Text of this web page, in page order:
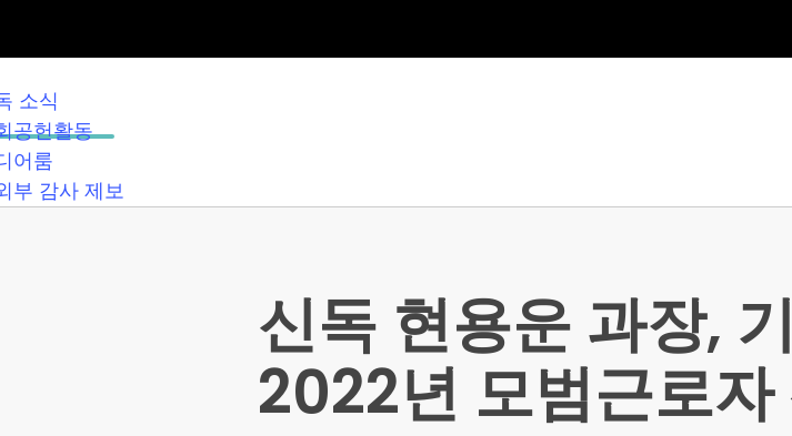
소식
공헌활동
어룸
부 감사 제보
신독 현용운 과장,
2022년 모범근로자